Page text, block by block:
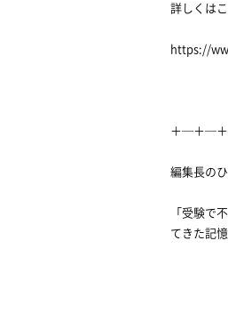
詳しくは
https://
＋─＋─
編集長の
「受験で
てきた記